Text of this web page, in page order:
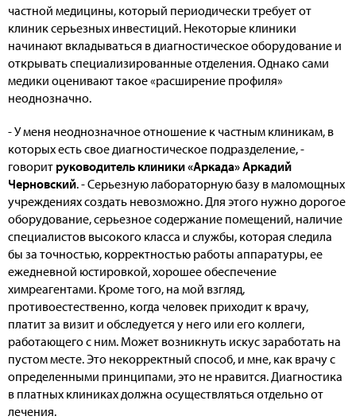
частной медицины, который периодически требует от
клиник серьезных инвестиций. Некоторые клиники
начинают вкладываться в диагностическое оборудование и
открывать специализированные отделения. Однако сами
медики оценивают такое «расширение профиля»
неоднозначно.
- У меня неоднозначное отношение к частным клиникам, в
которых есть свое диагностическое подразделение, -
говорит руководитель клиники «Аркада» Аркадий
Черновский. - Серьезную лабораторную базу в маломощных
учреждениях создать невозможно. Для этого нужно дорогое
оборудование, серьезное содержание помещений, наличие
специалистов высокого класса и службы, которая следила
бы за точностью, корректностью работы аппаратуры, ее
ежедневной юстировкой, хорошее обеспечение
химреагентами. Кроме того, на мой взгляд,
противоестественно, когда человек приходит к врачу,
платит за визит и обследуется у него или его коллеги,
работающего с ним. Может возникнуть искус заработать на
пустом месте. Это некорректный способ, и мне, как врачу с
определенными принципами, это не нравится. Диагностика
в платных клиниках должна осуществляться отдельно от
лечения.